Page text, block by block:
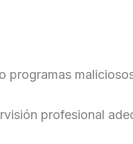
programas
profesional